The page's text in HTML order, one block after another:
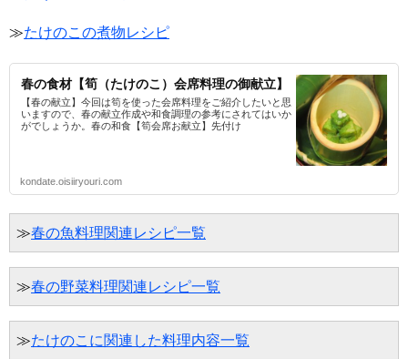
≫たけのこの煮物レシピ
春の食材【筍（たけのこ）会席料理の御献立】
【春の献立】今回は筍を使った会席料理をご紹介したいと思
いますので、春の献立作成や和食調理の参考にされてはいか
がでしょうか。春の和食【筍会席お献立】先付け
kondate.oisiiryouri.com
≫春の魚料理関連レシピ一覧
≫春の野菜料理関連レシピ一覧
≫たけのこに関連した料理内容一覧